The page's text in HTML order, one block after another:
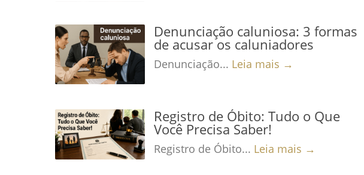
Denunciação caluniosa: 3 formas
de acusar os caluniadores
Denunciação... Leia mais →
Registro de Óbito: Tudo o Que
Você Precisa Saber!
Registro de Óbito... Leia mais →